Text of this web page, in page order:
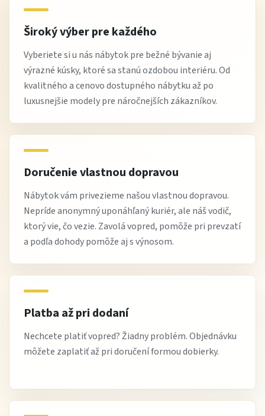
chráňte sedačku pred priamym slnkom a nadmernou
vlhkosťou
pravidelne kontrolujte mechanizmus Relax funkcie
Tip od Žltej Haly
pohodlné polohovanie. Sedačku Continental krásne
doplní mäkký koberec, teplé osvetlenie a decentné
dekorácie, ktoré ešte viac zvýraznia komfort
domáceho oddychu.
Výhody nákupu na Žltej Hale
overená kvalita sedacích súprav pre každodenné
používanie
výborný pomer cena / komfort / dizajn
luxusné modely s praktickými funkciami Relax
možnosť dopravy a pri vybraných produktoch aj výnosu
Najčastejšie otázky
Široký výber pre každého
Vyberiete si u nás nábytok pre bežné bývanie aj
výrazné kúsky, ktoré sa stanú ozdobou interiéru. Od
kvalitného a cenovo dostupného nábytku až po
luxusnejšie modely pre náročnejších zákazníkov.
Doručenie vlastnou dopravou
Nábytok vám privezieme našou vlastnou dopravou.
Nepríde anonymný uponáhľaný kuriér, ale náš vodič,
ktorý vie, čo vezie. Zavolá vopred, pomôže pri prevzatí
a podľa dohody pomôže aj s výnosom.
Platba až pri dodaní
Nechcete platiť vopred? Žiadny problém. Objednávku
môžete zaplatiť až pri doručení formou dobierky.